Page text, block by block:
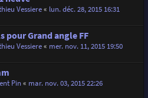
Vessiere« lun. déc. 28, 2015 16:31
pour Grand angle FF
Vessiere« mer. nov. 11, 2015 19:50
Pin« mar. nov. 03, 2015 22:26